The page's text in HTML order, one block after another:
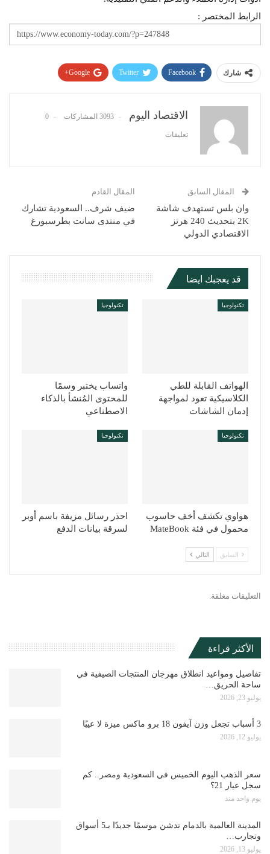
الرابط المختصر :
شارك Facebook
Twitter
Google+
الاقتصاد اليوم 3093 المشاركات 0
تعليقات
المقال السابق
وان بلس تستهدف شاشة
2K بتحديث 240 هرتز
المقال القادم
ضيف شرف.. السعودية تشارك
في منتدى سانت بطرسبورغ
الاقتصادي الدولي
قد يعجبك ايضا
تكنولوجيا
الهواتف القابلة للطي
الكلاسيكية تعود لمواجهة
إدمان الشاشات
تكنولوجيا
واتساب يختبر وسمًا
للمحتوى المُنشأ بالذكاء
الاصطناعي
تكنولوجيا
هواوي تكشف أخف حاسوب
محمول في فئة MateBook
تكنولوجيا
احذر رسائل مزيفة باسم أوبر
لسرقة بيانات الدفع
السابق التالي
التعليقات مغلقة.
الأكثر قراءة
تفاصيل ومواعيد انطلاق مهرجان المنتجات الصيفية في
ساحة الحريق…
يوليو 23, 2026
3 أسباب تجعل وزن آيفون 18 برو ماكس ميزة لا عيبًا
يوليو 12, 2026
سعر الذهب اليوم الخميس في السعودية ومصر.. كم
سجل عيار 21؟
يوم واحد منذ
المدينة العالمية بالدمام تدشن موسمًا جديدًا بـ5 أسواق
وتجارب…
يوليو 13, 2026